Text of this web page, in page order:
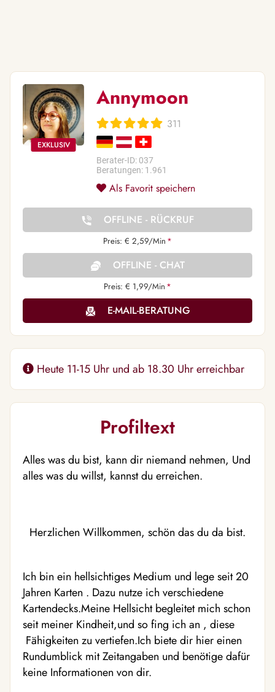
Annymoon
311
Berater-ID: 037
Beratungen: 1.961
Als Favorit speichern
OFFLINE - RÜCKRUF
Preis: € 2,59/Min *
OFFLINE - CHAT
Preis: € 1,99/Min *
E-MAIL-BERATUNG
Heute 11-15 Uhr und ab 18.30 Uhr erreichbar
Profiltext
Alles was du bist, kann dir niemand nehmen, Und
alles was du willst, kannst du erreichen.
Herzlichen Willkommen, schön das du da bist.
Ich bin ein hellsichtiges Medium und lege seit 20
Jahren Karten . Dazu nutze ich verschiedene
Kartendecks.Meine Hellsicht begleitet mich schon
seit meiner Kindheit,und so fing ich an , diese
Fähigkeiten zu vertiefen.Ich biete dir hier einen
Rundumblick mit Zeitangaben und benötige dafür
keine Informationen von dir.